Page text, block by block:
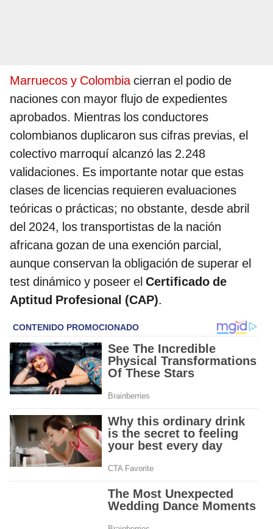
Marruecos y Colombiacierran el podio de
naciones con mayor flujo de expedientes
aprobados. Mientras los conductores
colombianos duplicaron sus cifras previas, el
colectivo marroquí alcanzó las 2.248
validaciones. Es importante notar que estas
clases de licencias requieren evaluaciones
teóricas o prácticas; no obstante, desde abril
del 2024, los transportistas de la nación
africana gozan de una exención parcial,
aunque conservan la obligación de superar el
test dinámico y poseer el Certificado de
Aptitud Profesional (CAP).